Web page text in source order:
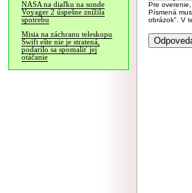
NASA na diaľku na sonde
Voyager 2 úspešne znížila
spotrebu
Misia na záchranu teleskopu
Swift ešte nie je stratená,
podarilo sa spomaliť jej
otáčanie
Pre
Písmená
obrázok". V